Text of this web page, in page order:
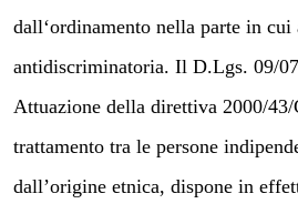
dall‘ordinamento nella parte in cui
antidiscriminatoria. Il D.Lgs. 09/
Attuazione della direttiva 2000/
trattamento tra le persone
dall’origine etnica, dispone in